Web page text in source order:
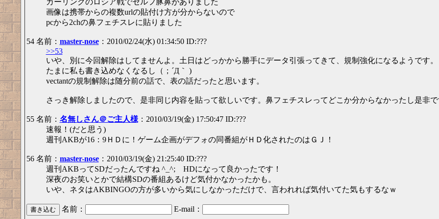
カーリングのロシア戦でセルフ豚鼻がありました
画像は携帯からの複数urlの貼付け方が分からないので
pcから2chの鼻フェチスレに貼りました
54 名前： master-nose：2010/02/24(水) 01:34:50 ID:???
>>53
いや、別に今回解除はしてませんよ。土日はどっかから勝手にデータ引張ってきて、規制強化になるようです。
たまに私も書き込めなくなるし（；´Д｀ )
vectantの規制解除は随分前の話で、表の話だったと思います。
さっき解除しましたので、是非同じ内容を貼って欲しいです。鼻フェチスレってどこか分からなかったし是非
55 名前： 名無しさん＠ご主人様：2010/03/19(金) 17:50:47 ID:???
速報！(だと思う)
週刊AKBが16：9ＨＤに！ゲーム企画がデフォの同番組がＨＤ化されたのはＧＪ！
56 名前： master-nose：2010/03/19(金) 21:25:40 ID:???
週刊AKBってSDだったんですね ^_^; HDになって良かったです！
深夜のお笑いとかで結構SDの番組あるけど気付かなかったかも。
いや、ネタはAKBINGOの方が多いから気にしなかっただけで、言われれば気付いてた気もするなｗ
名前： E-mail：